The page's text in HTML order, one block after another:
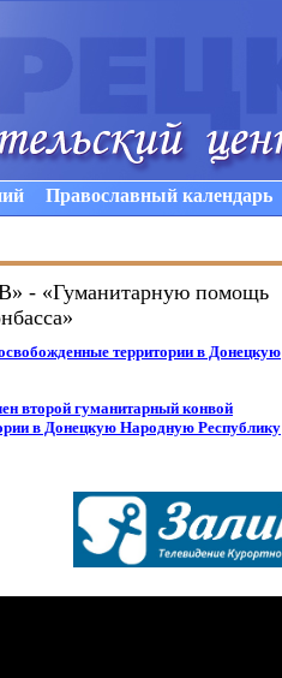
Православный календарь
- «Гуманитарную помощь
территории в Донецкую
второй гуманитарный конвой
в Донецкую Народную Республику